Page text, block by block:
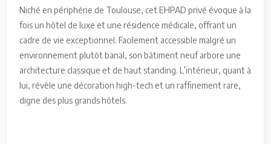
Niché en périphérie de Toulouse, cet EHPAD privé évoque à la
fois un hôtel de luxe et une résidence médicale, offrant un
cadre de vie exceptionnel. Facilement accessible malgré un
environnement plutôt banal, son bâtiment neuf arbore une
architecture classique et de haut standing. L’intérieur, quant à
lui, révèle une décoration high-tech et un raffinement rare,
digne des plus grands hôtels.